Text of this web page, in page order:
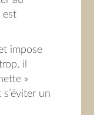
est
impose
il
»
un